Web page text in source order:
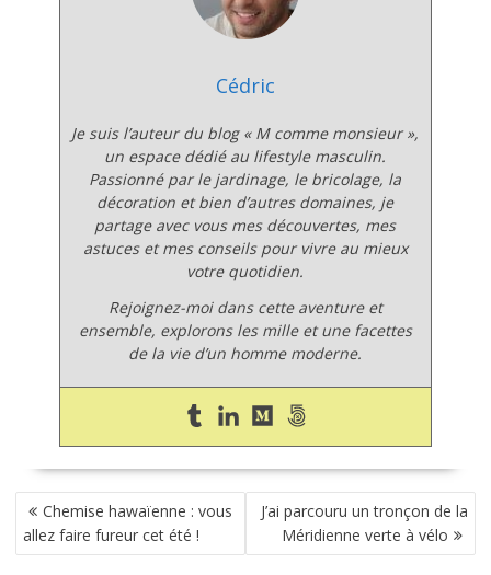
Cédric
Je suis l’auteur du blog « M comme monsieur »,
un espace dédié au lifestyle masculin.
Passionné par le jardinage, le bricolage, la
décoration et bien d’autres domaines, je
partage avec vous mes découvertes, mes
astuces et mes conseils pour vivre au mieux
votre quotidien.
Rejoignez-moi dans cette aventure et
ensemble, explorons les mille et une facettes
de la vie d’un homme moderne.
NAVIGATION
DE
L’ARTICLE
Chemise hawaïenne : vous
allez faire fureur cet été !
J’ai parcouru un tronçon de la
Méridienne verte à vélo